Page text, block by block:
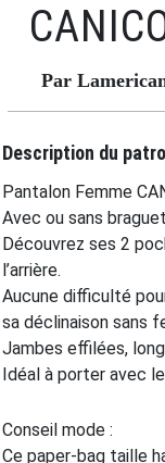
Par
Description du
Pantalon Femme
Avec ou sans
Découvrez ses 2
l’arrière.
Aucune difficulté
sa déclinaison sans
Jambes effilées,
Idéal à porter avec
Conseil mode :
Ce paper-bag taille